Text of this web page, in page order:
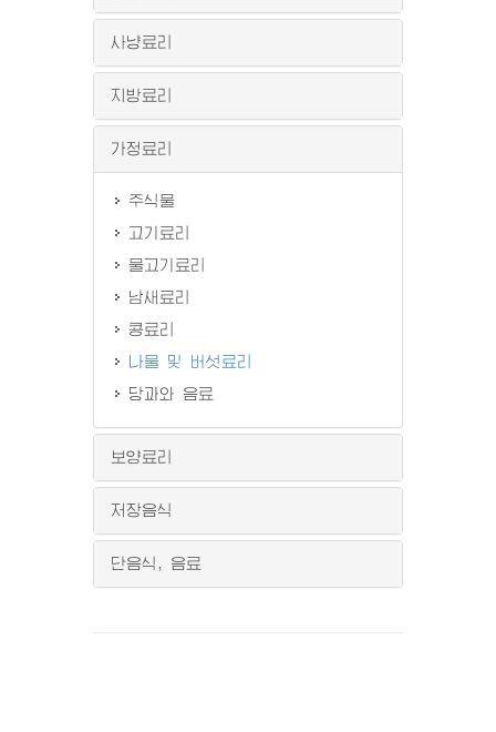
사냥료리
지방료리
가정료리
주식물
고기료리
물고기료리
남새료리
콩료리
나물 및 버섯료리
당과와 음료
보양료리
저장음식
단음식, 음료